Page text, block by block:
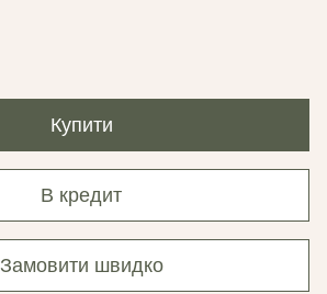
Купити
В кредит
Замовити швидко